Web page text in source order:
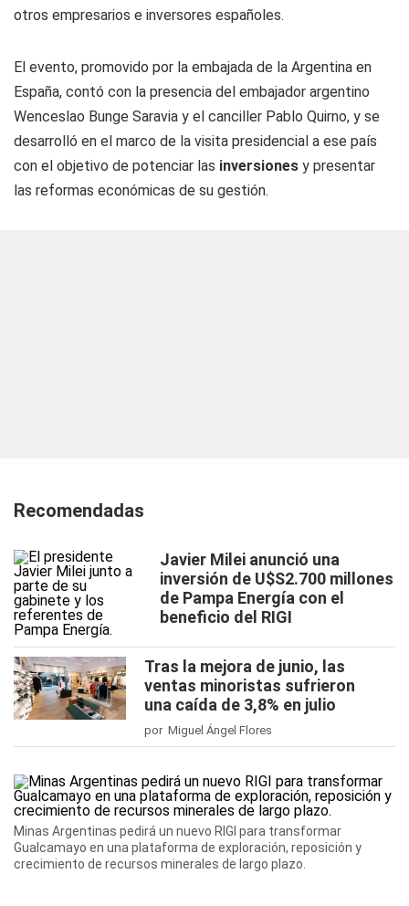
otros empresarios e inversores españoles.
El evento, promovido por la embajada de la Argentina en
España, contó con la presencia del embajador argentino
Wenceslao Bunge Saravia y el canciller Pablo Quirno, y se
desarrolló en el marco de la visita presidencial a ese país
con el objetivo de potenciar las inversiones y presentar
las reformas económicas de su gestión.
Recomendadas
Javier Milei anunció una
inversión de U$S2.700 millones
de Pampa Energía con el
beneficio del RIGI
Tras la mejora de junio, las
ventas minoristas sufrieron
una caída de 3,8% en julio
por Miguel Ángel Flores
Minas Argentinas pedirá un nuevo RIGI para transformar
Gualcamayo en una plataforma de exploración, reposición y
crecimiento de recursos minerales de largo plazo.